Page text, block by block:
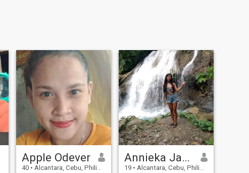
Apple Odever
40 • Alcantara, Cebu, Philippinen
Annieka Jane
19 • Alcantara, Cebu, Philippinen